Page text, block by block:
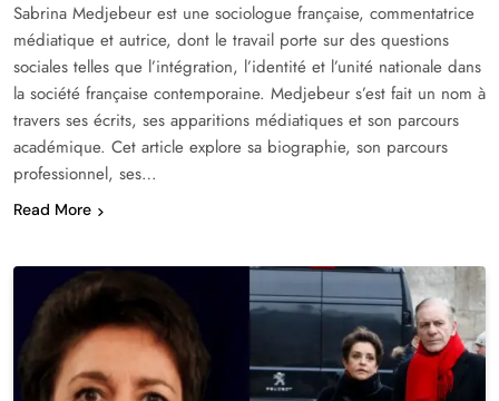
Sabrina Medjebeur est une sociologue française, commentatrice
médiatique et autrice, dont le travail porte sur des questions
sociales telles que l’intégration, l’identité et l’unité nationale dans
la société française contemporaine. Medjebeur s’est fait un nom à
travers ses écrits, ses apparitions médiatiques et son parcours
académique. Cet article explore sa biographie, son parcours
professionnel, ses…
Read More